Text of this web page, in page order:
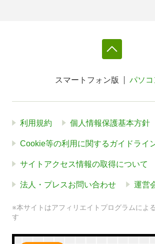
スマートフォン版 パソコ
利用規約 個人情報保護基本方針
Cookie等の利用に関するガイドライ
サイトアクセス情報の取得について
法人・プレスお問い合わせ 運営
※本サイトはアフィリエイトプログラムによ
す